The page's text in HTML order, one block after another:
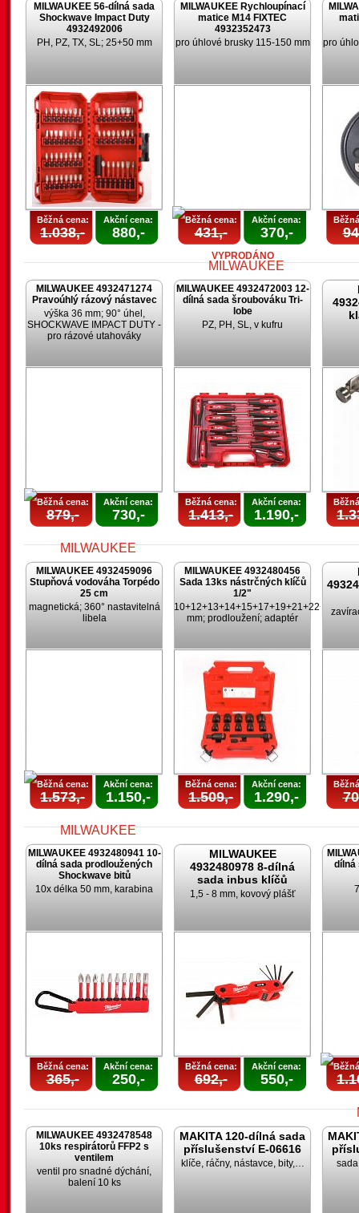
MILWAUKEE 56-dílná sada
Shockwave Impact Duty
4932492006
PH, PZ, TX, SL; 25+50 mm
Běžná cena:
1.038,-
Akční cena:
880,-
MILWAUKEE Rychloupínací
matice M14 FIXTEC
4932352473
pro úhlové brusky 115-150 mm
Běžná cena:
431,-
Akční cena:
370,-
VYPRODÁNO
pro
MILWAUKEE 4932471274
Pravoúhlý rázový nástavec
výška 36 mm; 90° úhel,
SHOCKWAVE IMPACT DUTY -
pro rázové utahováky
Běžná cena:
879,-
Akční cena:
730,-
MILWAUKEE 4932472003 12-
dílná sada šroubováku Tri-
lobe
PZ, PH, SL, v kufru
Běžná cena:
1.413,-
Akční cena:
1.190,-
MILWAUKEE 4932459096
Stupňová vodováha Torpédo
25 cm
magnetická; 360° nastavitelná
libela
Běžná cena:
1.573,-
Akční cena:
1.150,-
MILWAUKEE 4932480456
Sada 13ks nástrčných klíčů
1/2"
10+12+13+14+15+17+19+21+22+24
mm; prodloužení; adaptér
Běžná cena:
1.509,-
Akční cena:
1.290,-
MILWAUKEE 4932480941 10-
dílná sada prodloužených
Shockwave bitů
10x délka 50 mm, karabina
Běžná cena:
365,-
Akční cena:
250,-
MILWAUKEE
4932480978 8-dílná
sada inbus klíčů
1,5 - 8 mm, kovový plášť
Běžná cena:
692,-
Akční cena:
550,-
dílná
MILWAUKEE 4932478548
10ks respirátorů FFP2 s
ventilem
ventil pro snadné dýchání,
balení 10 ks
MAKITA 120-dílná sada
příslušenství E-06616
klíče, ráčny, nástavce, bity,…